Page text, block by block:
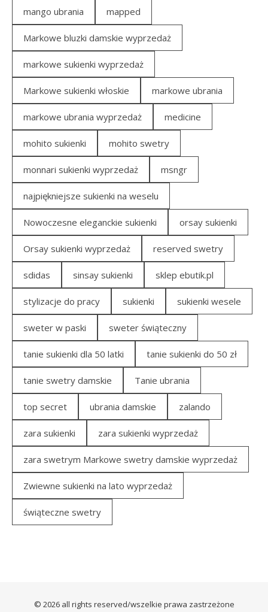
mango ubrania mapped
Markowe bluzki damskie wyprzedaż
markowe sukienki wyprzedaż
Markowe sukienki włoskie markowe ubrania
markowe ubrania wyprzedaż medicine
mohito sukienki mohito swetry
monnari sukienki wyprzedaż msngr
najpiękniejsze sukienki na weselu
Nowoczesne eleganckie sukienki orsay sukienki
Orsay sukienki wyprzedaż reserved swetry
sdidas sinsay sukienki sklep ebutik.pl
stylizacje do pracy sukienki sukienki wesele
sweter w paski sweter świąteczny
tanie sukienki dla 50 latki tanie sukienki do 50 zł
tanie swetry damskie Tanie ubrania
top secret ubrania damskie zalando
zara sukienki zara sukienki wyprzedaż
zara swetrym Markowe swetry damskie wyprzedaż
Zwiewne sukienki na lato wyprzedaż
świąteczne swetry
© 2026 all rights reserved/wszelkie prawa zastrzeżone